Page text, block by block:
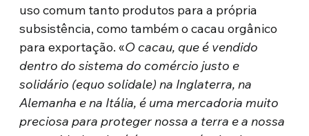
uso comum tanto produtos para a própria
subsistência, como também o cacau orgânico
para exportação. «O cacau, que é vendido
dentro do sistema do comércio justo e
solidário (equo solidale) na Inglaterra, na
Alemanha e na Itália, é uma mercadoria muito
preciosa para proteger nossa a terra e a nossa